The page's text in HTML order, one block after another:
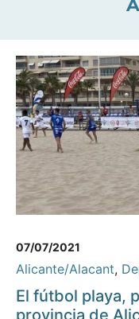
07/07/2021
Alicante/Alacant,
El fútbol playa,